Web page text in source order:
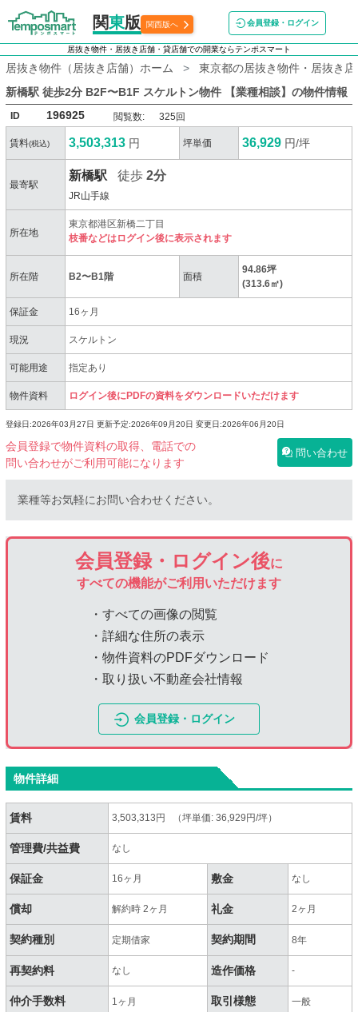
関東版 関西版へ 会員登録・ログイン
居抜き物件・居抜き店舗・貸店舗での開業ならテンポスマート
居抜き物件（居抜き店舗）ホーム
東京都の居抜き物件・居抜き
新橋駅 徒歩2分 B2F〜B1F スケルトン物件 【業種相談】 の物件情報
ID 196925 閲覧数: 325回
賃料(税込) 3,503,313 円 坪単価 36,929 円/坪
最寄駅
新橋駅 徒歩2分
JR山手線
所在地
東京都港区新橋二丁目
枝番などはログイン後に表示されます
所在階 B2〜B1階 面積
94.86坪
(313.6㎡)
保証金 16ヶ月
現況 スケルトン
可能用途 指定あり
物件資料 ログイン後にPDFの資料をダウンロードいただけます
登録日:2026年03月27日 更新予定:2026年09月20日 変更日:2026年06月20日
会員登録で物件資料の取得、電話での
問い合わせがご利用可能になります
問い合わせ
業種等お気軽にお問い合わせください。
会員登録・ログイン後に
すべての機能がご利用いただけます
・すべての画像の閲覧
・詳細な住所の表示
・物件資料のPDFダウンロード
・取り扱い不動産会社情報
会員登録・ログイン
物件詳細
賃料 3,503,313円 （坪単価: 36,929円/坪）
管理費/共益費 なし
保証金 16ヶ月 敷金 なし
償却 解約時 2ヶ月 礼金 2ヶ月
契約種別 定期借家 契約期間 8年
再契約料 なし 造作価格 -
仲介手数料 1ヶ月 取引様態 一般